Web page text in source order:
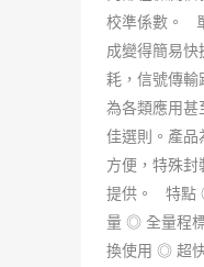
校準係數。
成變得簡易快
耗，信號傳輸
為各類應用甚
佳選則。產品
方便，特殊封
提供。 特點
量 ◎ 全量程
換使用 ◎ 超